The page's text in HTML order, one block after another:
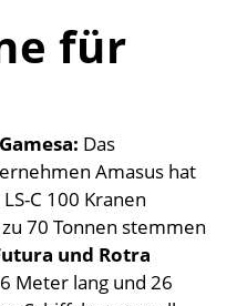
für
Das
Amasus hat
C 100 Kranen
70 Tonnen stemmen
und Rotra
Meter lang und 26